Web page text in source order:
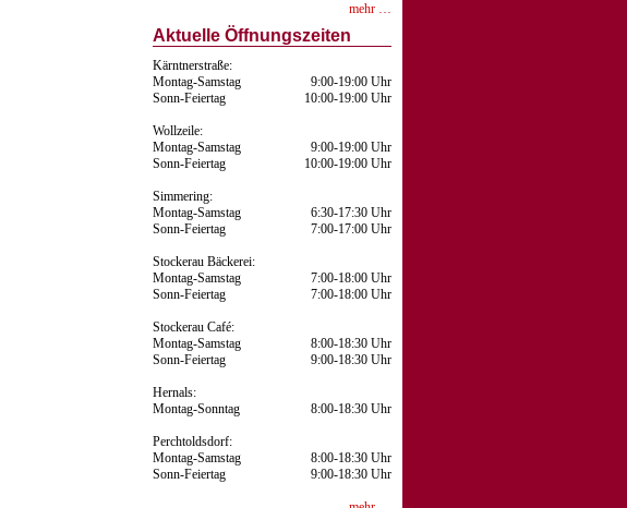
mehr …
Aktuelle Öffnungszeiten
Kärntnerstraße:
Montag-Samstag
Sonn-Feiertag
9:00-19:00 Uhr
10:00-19:00 Uhr
Wollzeile:
Montag-Samstag
Sonn-Feiertag
9:00-19:00 Uhr
10:00-19:00 Uhr
Simmering:
Montag-Samstag
Sonn-Feiertag
6:30-17:30 Uhr
7:00-17:00 Uhr
Stockerau Bäckerei:
Montag-Samstag
7:00-18:00 Uhr
Sonn-Feiertag
7:00-18:00 Uhr
Stockerau Café:
Montag-Samstag
Sonn-Feiertag
8:00-18:30 Uhr
9:00-18:30 Uhr
Hernals:
Montag-Sonntag
8:00-18:30 Uhr
Perchtoldsdorf:
Montag-Samstag
Sonn-Feiertag
8:00-18:30 Uhr
9:00-18:30 Uhr